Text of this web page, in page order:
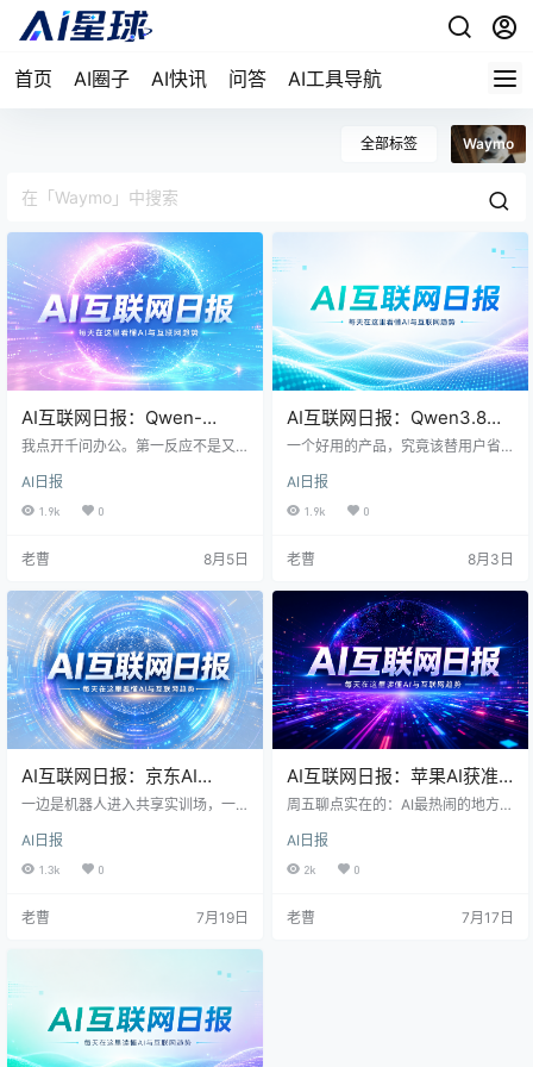
首页 AI圈子 AI快讯 问答 AI工具导航
全部标签 Waymo
AI互联网日报：Qwen-
Image-3.0降到0.18元起、京
NVIDIA开放自动驾驶模型、
Spotify把AI混音拉进版权谈
我点开千问办公。第一反应不是又
像生成继续往前推。华为、小米在
屏幕、折叠本、汽车逃生这些细节
动驾驶模型开放商用、Waymo继续
事：新功能要跑进真实场景，也要
让普通人知道它稳在哪里、退路在
哪里。 一起来看看这两天发生的AI
和互联网赛道的大事件吧！ 📌 今日
AI互联网…
AI日报
1.9k 0
老曹 8月5日
AI互联网日报：Qwen3.8强
化企业Agent、Kimi K3跑通
小米MiMo领跑调用量、抖音
升级未成年人推荐
一个好用的产品，究竟该替用户省
流程，美团让等红灯不再压着骑手
倒计时，Waymo也被逼着回答无人
诺搬到日常现场。我的判断是，体
释、可恢复、可负责。用户少一点
焦虑，平台才多一点长期生意。 一
起来看看这两天发生的AI和互联网赛
道的大事件吧！ 💡 今日AI互联网大
事件速览 1，Ope…
AI日报
1.9k 0
老曹 8月3日
AI互联网日报：京东AI
Home把智能体装进家庭、
界、百度秒哒无代码平台份
额达33.4%
一边是机器人进入共享实训场，一
这两个场景看似很远，背后却是同
一件事：AI正在从屏幕里的回答，走
进真实世界的动作。SenseNova U1
Oyster 1.0把一句话变成可交互世
些演示能否被12万个高质量数据
集、国产超节点和智能体信任基座
托住。当模型、数据、算力、…
AI日报
1.3k 0
老曹 7月19日
AI互联网日报：苹果AI获准
在中国落地/美团与京东加码
型推到2.8万亿参数/华为乾
崑突破128亿公里
周五聊点实在的：AI最热闹的地方，
车、汽车和充电枪。Kimi K3把开源
模型又往前推，Apple Intelligence
终于拿到中国市场的入场券，Claud
的一场拥堵又提醒大家，能动手也
AI日报
2k 0
老曹 7月17日